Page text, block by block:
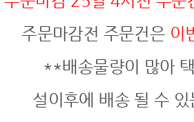
주문마감전 주문건은 이
**배송물량이 많아
설이후에 배송 될 수